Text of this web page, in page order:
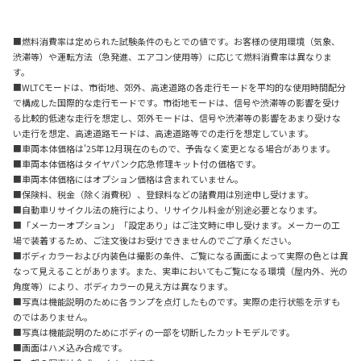
■燃料消費率は定められた試験条件のもとでの値です。お客様の使用環境（気象、
渋滞等）や運転方法（急発進、エアコン使用等）に応じて燃料消費率は異なりま
す。
■WLTCモードは、市街地、郊外、高速道路の各走行モードを平均的な使用時間配分
で構成した国際的な走行モードです。市街地モードは、信号や渋滞等の影響を受け
る比較的低速な走行を想定し、郊外モードは、信号や渋滞等の影響をあまり受けな
い走行を想定、高速道路モードは、高速道路等での走行を想定しています。
■車両本体価格は'25年12月現在のもので、予告なく変更となる場合があります。
■車両本体価格はタイヤパンク応急修理キット付の価格です。
■車両本体価格にはオプション価格は含まれていません。
■保険料、税金（除く消費税）、登録料などの諸費用は別途申し受けます。
■自動車リサイクル法の施行により、リサイクル料金が別途必要となります。
■「メーカーオプション」「設定あり」はご注文時に申し受けます。メーカーの工
場で装着するため、ご注文後はお受けできませんのでご了承ください。
■ボディカラーおよび内装色は撮影の条件、ご覧になる画面によって実際の色とは異
なって見えることがあります。また、実車においてもご覧になる環境（屋内外、光の
角度等）により、ボディカラーの見え方は異なります。
■写真は機能説明のために各ランプを点灯したものです。実際の走行状態を示すも
のではありません。
■写真は機能説明のためにボディの一部を切断したカットモデルです。
■画面はハメ込み合成です。